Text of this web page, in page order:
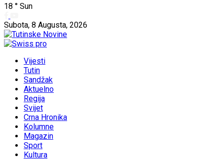
18 ° Sun
Subota, 8 Augusta, 2026
Vijesti
Tutin
Sandžak
Aktuelno
Regija
Svijet
Crna Hronika
Kolumne
Magazin
Sport
Kultura